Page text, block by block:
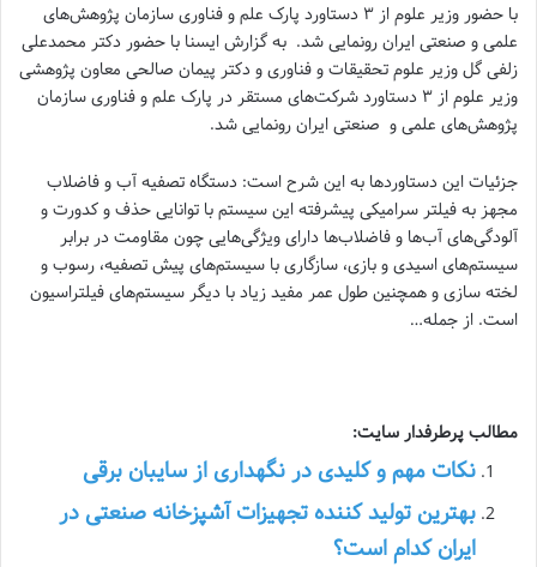
با حضور وزیر علوم از ۳ دستاورد پارک علم و فناوری سازمان پژوهش‌های
علمی و صنعتی ایران رونمایی شد. به گزارش ایسنا با حضور دکتر محمدعلی
زلفی گل وزیر علوم تحقیقات و فناوری و دکتر پیمان صالحی معاون پژوهشی
وزیر علوم از ۳ دستاورد شرکت‌های مستقر در پارک علم و فناوری سازمان
پژوهش‌های علمی و صنعتی ایران رونمایی شد.
جزئیات این دستاوردها به این شرح است: دستگاه تصفیه آب و فاضلاب
مجهز به فیلتر سرامیکی پیشرفته این سیستم با توانایی حذف و کدورت و
آلودگی‌های آب‌ها و فاضلاب‌ها دارای ویژگی‌هایی چون مقاومت در برابر
سیستم‌های اسیدی و بازی، سازگاری با سیستم‌های پیش تصفیه، رسوب و
لخته سازی و همچنین طول عمر مفید زیاد با دیگر سیستم‌های فیلتراسیون
است. از جمله…
مطالب پرطرفدار سایت:
نکات مهم و کلیدی در نگهداری از سایبان برقی
بهترین تولید کننده تجهیزات آشپزخانه صنعتی در
ایران کدام است؟